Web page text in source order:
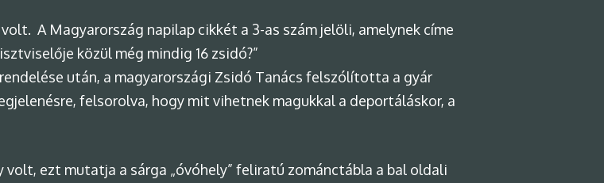
A Magyarország napilap cikkét a 3-as szám jelöli, amelynek címe
közül még mindig 16 zsidó?”
után, a magyarországi Zsidó Tanács felszólította a gyár
felsorolva, hogy mit vihetnek magukkal a deportáláskor, a
volt, ezt mutatja a sárga „óvóhely” feliratú zománctábla a bal oldali